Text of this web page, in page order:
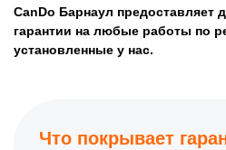
CanDo Барнаул предоставляет
гарантии на любые работы по
установленные у нас.
Что покрывает